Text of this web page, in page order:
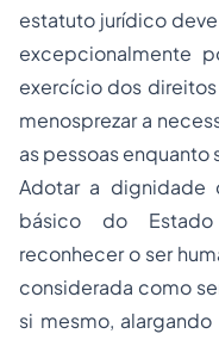
estatuto jurídico
excepcionalmente
exercício dos
menosprezar a
as pessoas enquanto
Adotar a dignidade
básico do
reconhecer o ser
considerada como
si mesmo,